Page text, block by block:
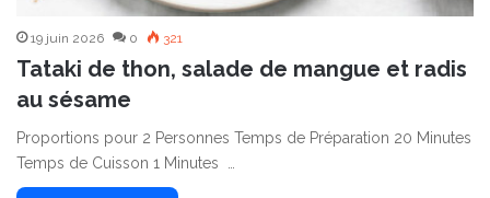
19 juin 2026 0 321
Tataki de thon, salade de mangue et radis
au sésame
Proportions pour 2 Personnes Temps de Préparation 20 Minutes
Temps de Cuisson 1 Minutes …